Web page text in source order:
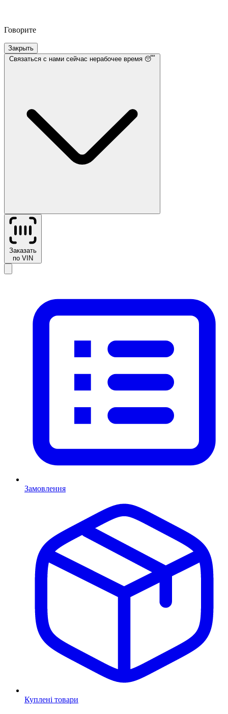
Говорите
Закрыть
Связаться с нами сейчас нерабочее время 😴
Заказать
по VIN
Замовлення
Куплені товари